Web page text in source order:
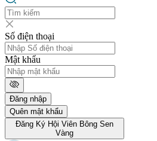
Số điện thoại
Mật khẩu
Đăng nhập
Quên mật khẩu
Đăng Ký Hội Viên Bông Sen
Vàng